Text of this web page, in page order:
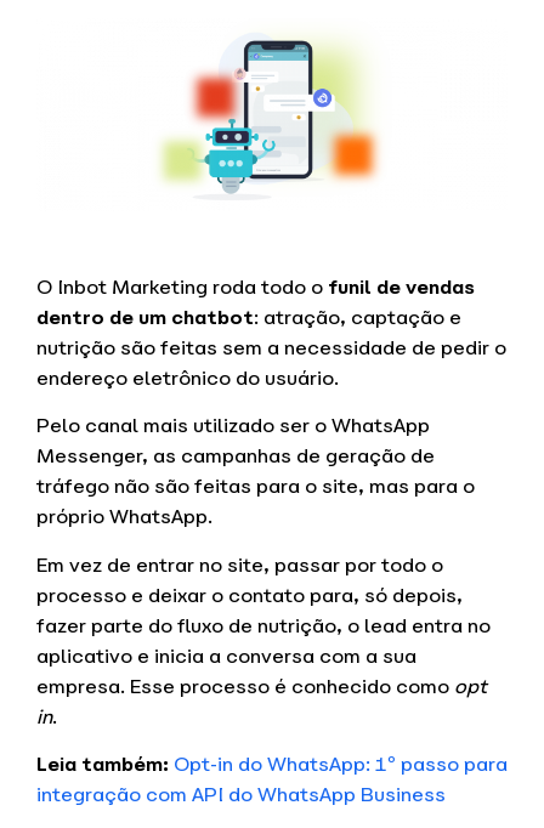
O Inbot Marketing roda todo o funil de vendas
dentro de um chatbot: atração, captação e
nutrição são feitas sem a necessidade de pedir o
endereço eletrônico do usuário.
Pelo canal mais utilizado ser o WhatsApp
Messenger, as campanhas de geração de
tráfego não são feitas para o site, mas para o
próprio WhatsApp.
Em vez de entrar no site, passar por todo o
processo e deixar o contato para, só depois,
fazer parte do fluxo de nutrição, o lead entra no
aplicativo e inicia a conversa com a sua
empresa. Esse processo é conhecido como opt
in.
Leia também: Opt-in do WhatsApp: 1º passo para
integração com API do WhatsApp Business